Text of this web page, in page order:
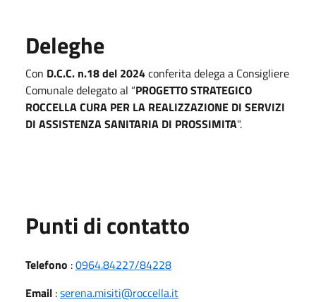
Deleghe
Con D.C.C. n.18 del 2024conferita delega a Consigliere
Comunale delegato al “PROGETTO STRATEGICO
ROCCELLA CURA PER LA REALIZZAZIONE DI SERVIZI
DI ASSISTENZA SANITARIA DI PROSSIMITA".
Punti di contatto
Telefono :0964.84227/84228
Email :serena.misiti@roccella.it